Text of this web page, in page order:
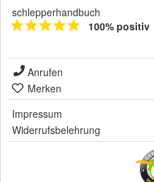
schlepperhandbuch
100% positiv
Anrufen
Merken
Impressum
Widerrufsbelehrung